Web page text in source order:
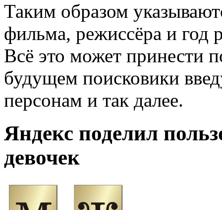
Таким образом
фильма, режиссёра и год
Всё это может принести
будущем поисковики
персонам и так далее.
Яндекс поделил
девочек